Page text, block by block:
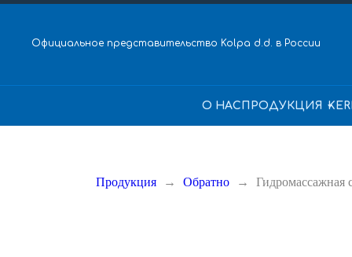
Официальное представительство Kolpa d.d. в России
О НАС ПРОДУКЦИЯ
Продукция Обратно Гидромассажная